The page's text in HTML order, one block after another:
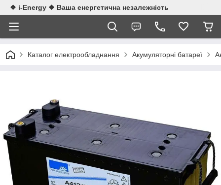
❖ i-Energy ❖ Ваша енергетична незалежність
Каталог електрообладнання Акумуляторні батареї